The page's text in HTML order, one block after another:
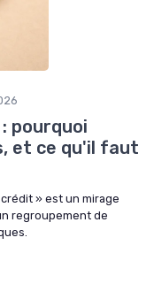
pourquoi
et ce qu'il faut
» est un mirage
regroupement de